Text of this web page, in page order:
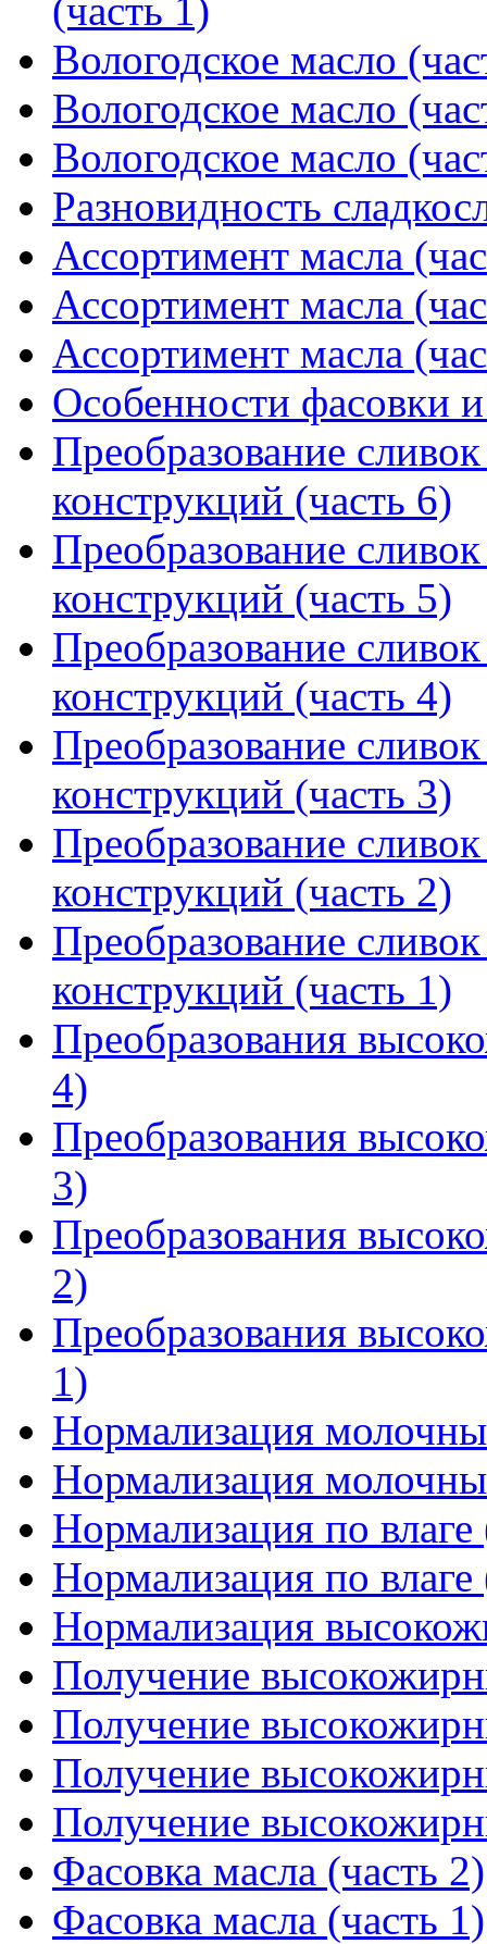
(часть 1)
Вологодское масло
Вологодское масло
Вологодское масло
Разновидность
Ассортимент масла
Ассортимент масла
Ассортимент масла
Особенности фасовки
Преобразование
конструкций (часть 6)
Преобразование
конструкций (часть 5)
Преобразование
конструкций (часть 4)
Преобразование
конструкций (часть 3)
Преобразование
конструкций (часть 2)
Преобразование
конструкций (часть 1)
Преобразования
4)
Преобразования
3)
Преобразования
2)
Преобразования
1)
Нормализация
Нормализация
Нормализация по влаге
Нормализация по влаге
Нормализация
Получение
Получение
Получение
Получение
Фасовка масла (часть 2)
Фасовка масла (часть 1)